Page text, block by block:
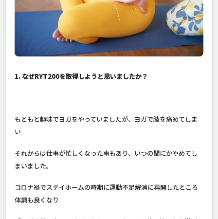
1. なぜRYT200を取得しようと思いましたか？
もともと趣味でヨガをやっていましたが、ヨガで膝を痛めてしま
い
それからは仕事が忙しくなった事もあり、いつの間にかやめてし
まいました。
コロナ禍でステイホームの時期に運動不足解消に再開したところ
体調も良くなり